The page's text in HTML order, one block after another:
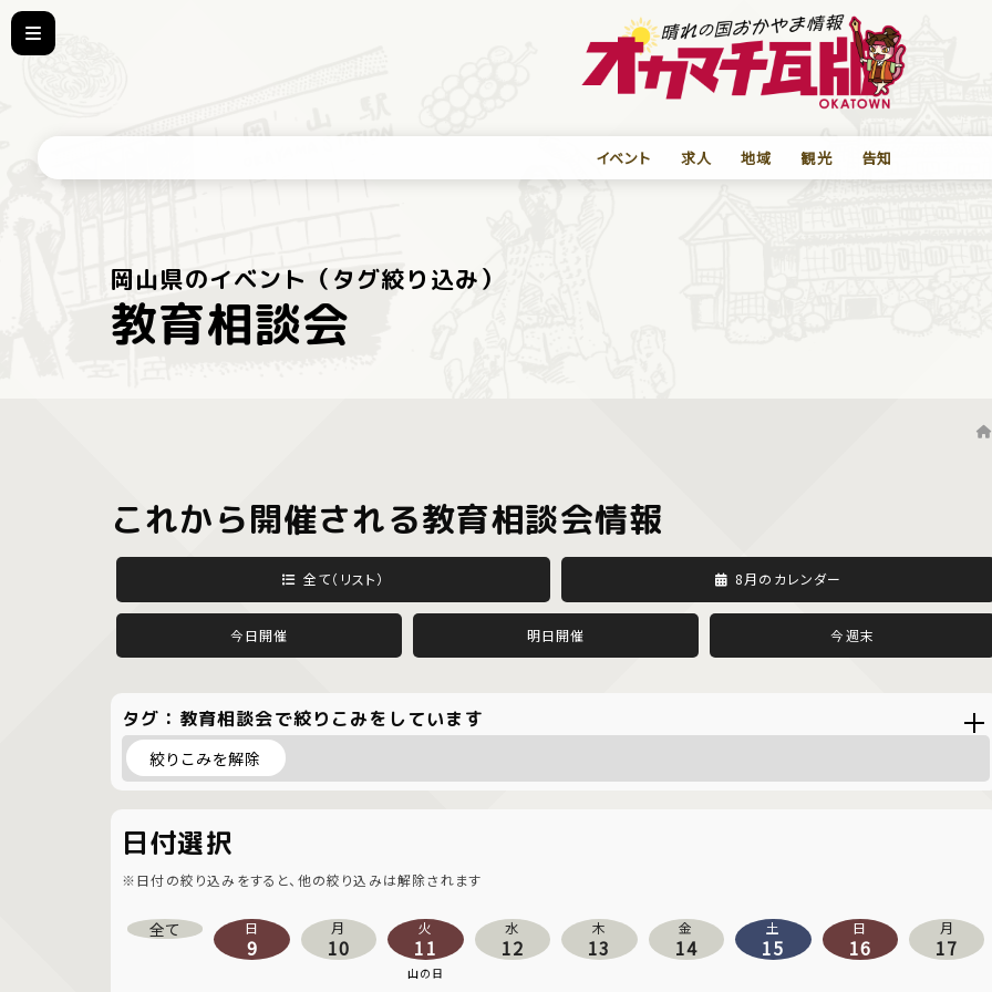
イベント 求人 地域 観光 告知
岡山県のイベント（タグ絞り込み）
教育相談会
これから開催される教育相談会情報
全て（リスト） 8月のカレンダー
今日開催 明日開催 今週末
タグ：教育相談会で絞りこみをしています
絞りこみを解除
日付選択
※日付の絞り込みをすると、他の絞り込みは解除されます
全て 日
9
月
10
火
11
山の日
水
12
木
13
金
14
土
15
日
16
月
17